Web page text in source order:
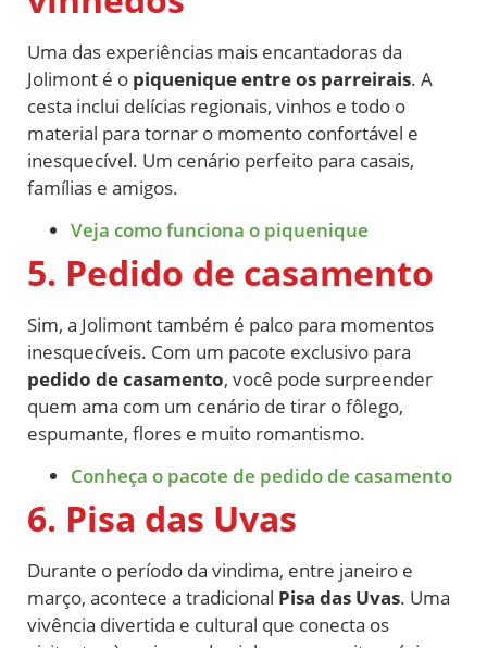
Uma das experiências mais encantadoras da
Jolimont é o piquenique entre os parreirais. A
cesta inclui delícias regionais, vinhos e todo o
material para tornar o momento confortável e
inesquecível. Um cenário perfeito para casais,
famílias e amigos.
Veja como funciona o piquenique
5. Pedido de casamento
Sim, a Jolimont também é palco para momentos
inesquecíveis. Com um pacote exclusivo para
pedido de casamento, você pode surpreender
quem ama com um cenário de tirar o fôlego,
espumante, flores e muito romantismo.
Conheça o pacote de pedido de casamento
6. Pisa das Uvas
Durante o período da vindima, entre janeiro e
março, acontece a tradicional Pisa das Uvas. Uma
vivência divertida e cultural que conecta os